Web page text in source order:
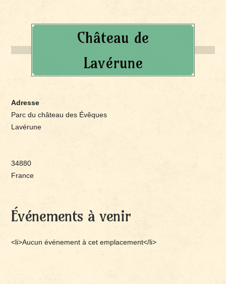
Château de
Lavérune
Adresse
Parc du château des Évêques
Lavérune
34880
France
Événements à venir
<li>Aucun événement à cet emplacement</li>